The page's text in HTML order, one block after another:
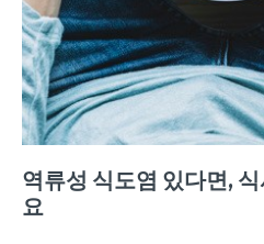
역류성 식도염 있다면, 식
요